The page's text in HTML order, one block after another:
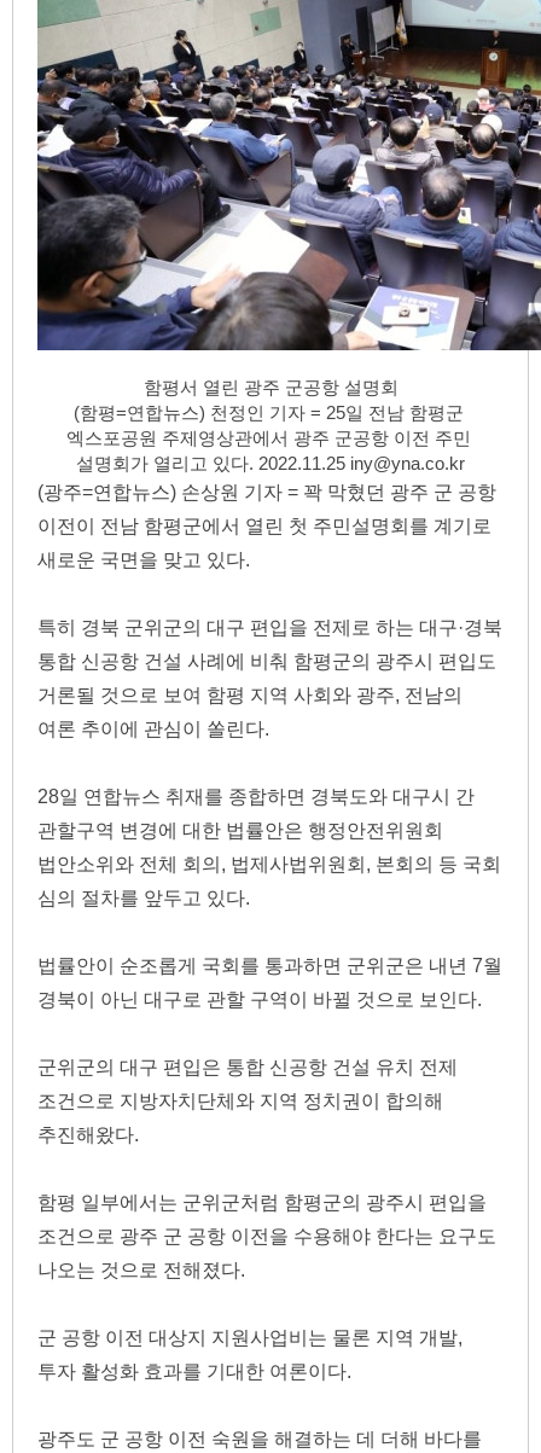
함평서 열린 광주 군공항 설명회
(함평=연합뉴스) 천정인 기자 = 25일 전남 함평군
엑스포공원 주제영상관에서 광주 군공항 이전 주민
설명회가 열리고 있다. 2022.11.25 iny@yna.co.kr
(광주=연합뉴스) 손상원 기자 = 꽉 막혔던 광주 군 공항
이전이 전남 함평군에서 열린 첫 주민설명회를 계기로
새로운 국면을 맞고 있다.
특히 경북 군위군의 대구 편입을 전제로 하는 대구·경북
통합 신공항 건설 사례에 비춰 함평군의 광주시 편입도
거론될 것으로 보여 함평 지역 사회와 광주, 전남의
여론 추이에 관심이 쏠린다.
28일 연합뉴스 취재를 종합하면 경북도와 대구시 간
관할구역 변경에 대한 법률안은 행정안전위원회
법안소위와 전체 회의, 법제사법위원회, 본회의 등 국회
심의 절차를 앞두고 있다.
법률안이 순조롭게 국회를 통과하면 군위군은 내년 7월
경북이 아닌 대구로 관할 구역이 바뀔 것으로 보인다.
군위군의 대구 편입은 통합 신공항 건설 유치 전제
조건으로 지방자치단체와 지역 정치권이 합의해
추진해왔다.
함평 일부에서는 군위군처럼 함평군의 광주시 편입을
조건으로 광주 군 공항 이전을 수용해야 한다는 요구도
나오는 것으로 전해졌다.
군 공항 이전 대상지 지원사업비는 물론 지역 개발,
투자 활성화 효과를 기대한 여론이다.
광주도 군 공항 이전 숙원을 해결하는 데 더해 바다를